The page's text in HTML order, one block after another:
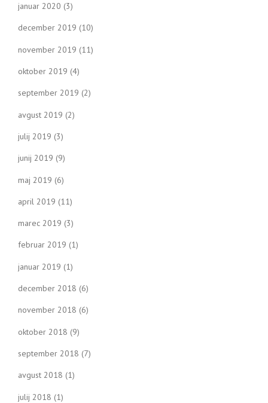
januar 2020 (3)
december 2019 (10)
november 2019 (11)
oktober 2019 (4)
september 2019 (2)
avgust 2019 (2)
julij 2019 (3)
junij 2019 (9)
maj 2019 (6)
april 2019 (11)
marec 2019 (3)
februar 2019 (1)
januar 2019 (1)
december 2018 (6)
november 2018 (6)
oktober 2018 (9)
september 2018 (7)
avgust 2018 (1)
julij 2018 (1)